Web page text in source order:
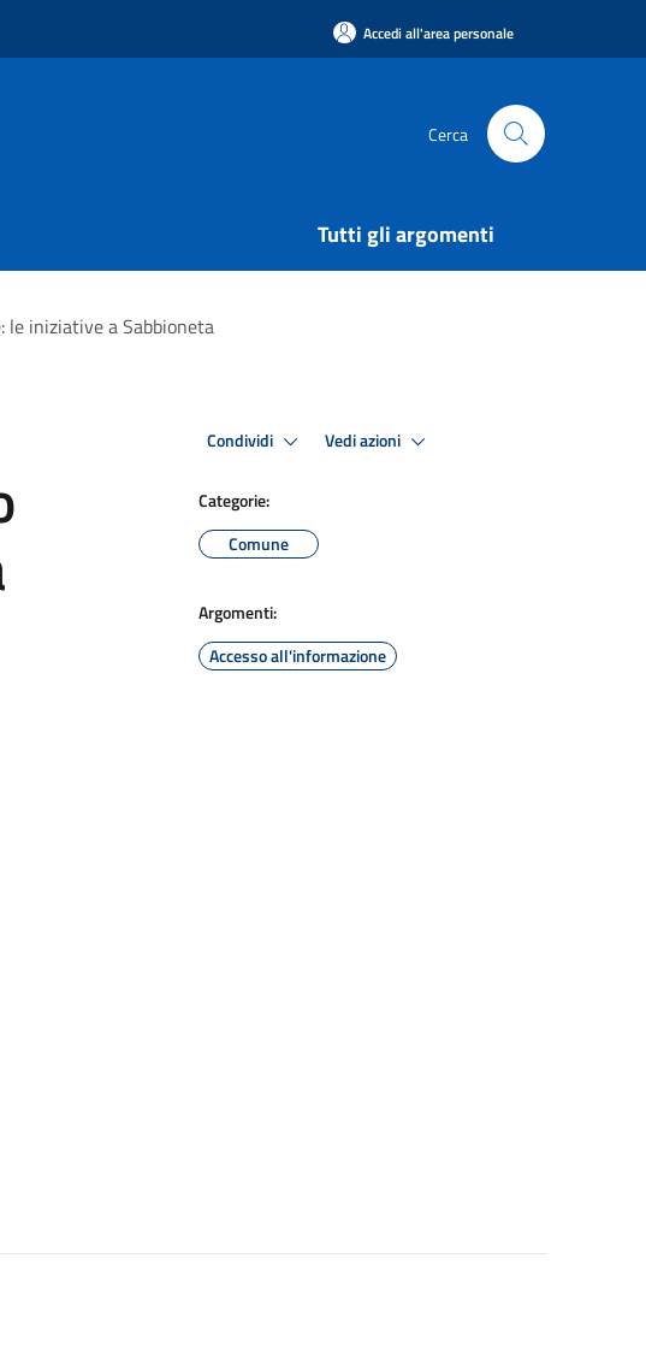
Accedi all'area personale
Cerca
Tutti gli argomenti
le iniziative a Sabbioneta
Condividi Vedi azioni
Categorie:
Comune
Argomenti:
Accesso all'informazione